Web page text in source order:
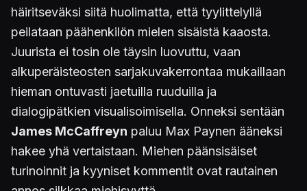
häiritseväksi siitä huolimatta, että tyylittelyllä
peilataan päähenkilön mielen sisäistä kaaosta.
Juurista ei tosin ole täysin luovuttu, vaan
alkuperäisteosten sarjakuvakerrontaa mukaillaan
hieman ontuvasti jaetuilla ruuduilla ja
dialogipätkien visualisoimisella. Onneksi sentään
James McCaffreyn paluu Max Paynen ääneksi
hakee yhä vertaistaan. Miehen päänsisäiset
turinoinnit ja kyyniset kommentit ovat rautainen